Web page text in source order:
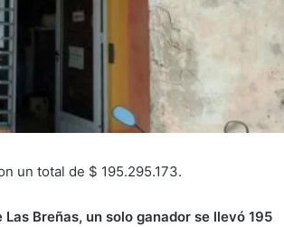
un total de $ 195.295.173.
Breñas, un solo ganador se llevó 195